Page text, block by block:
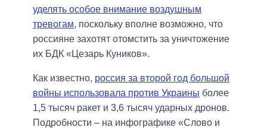
уделять особое внимание воздушным
тревогам, поскольку вполне возможно, что
россияне захотят отомстить за уничтожение
их БДК «Цезарь Куников».
Как известно, россия за второй год большой
войны использовала против Украины более
1,5 тысяч ракет и 3,6 тысяч ударных дронов.
Подробности – на инфографике «Слово и